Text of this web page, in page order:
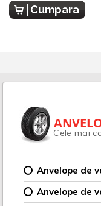
Cumpara
Cele mai
Anvelope de
Anvelope de